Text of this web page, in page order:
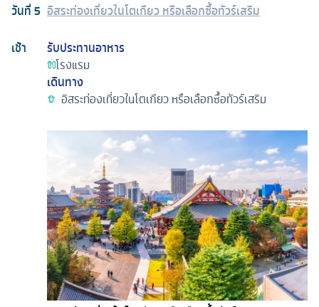
วันที่5 อิสระท่องเที่ยวในโตเกียว หรือเลือกซื้อทัวร์เสริม
เช้า
รับประทานอาหาร
โรงแรม
เดินทาง
อิสระท่องเที่ยวในโตเกียว หรือเลือกซื้อทัวร์เสริม